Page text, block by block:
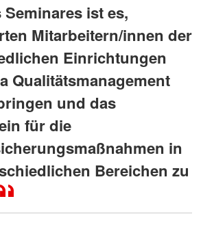
Seminares ist es,
Mitarbeitern/innen der
Einrichtungen
Qualitätsmanagement
und das
für die
in
Bereichen zu